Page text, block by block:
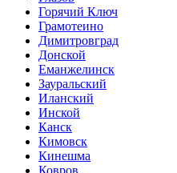
Горячий Ключ
Грамотеино
Димитровград
Донской
Еманжелинск
Зауральский
Иланский
Инской
Канск
Кимовск
Кинешма
Ковров